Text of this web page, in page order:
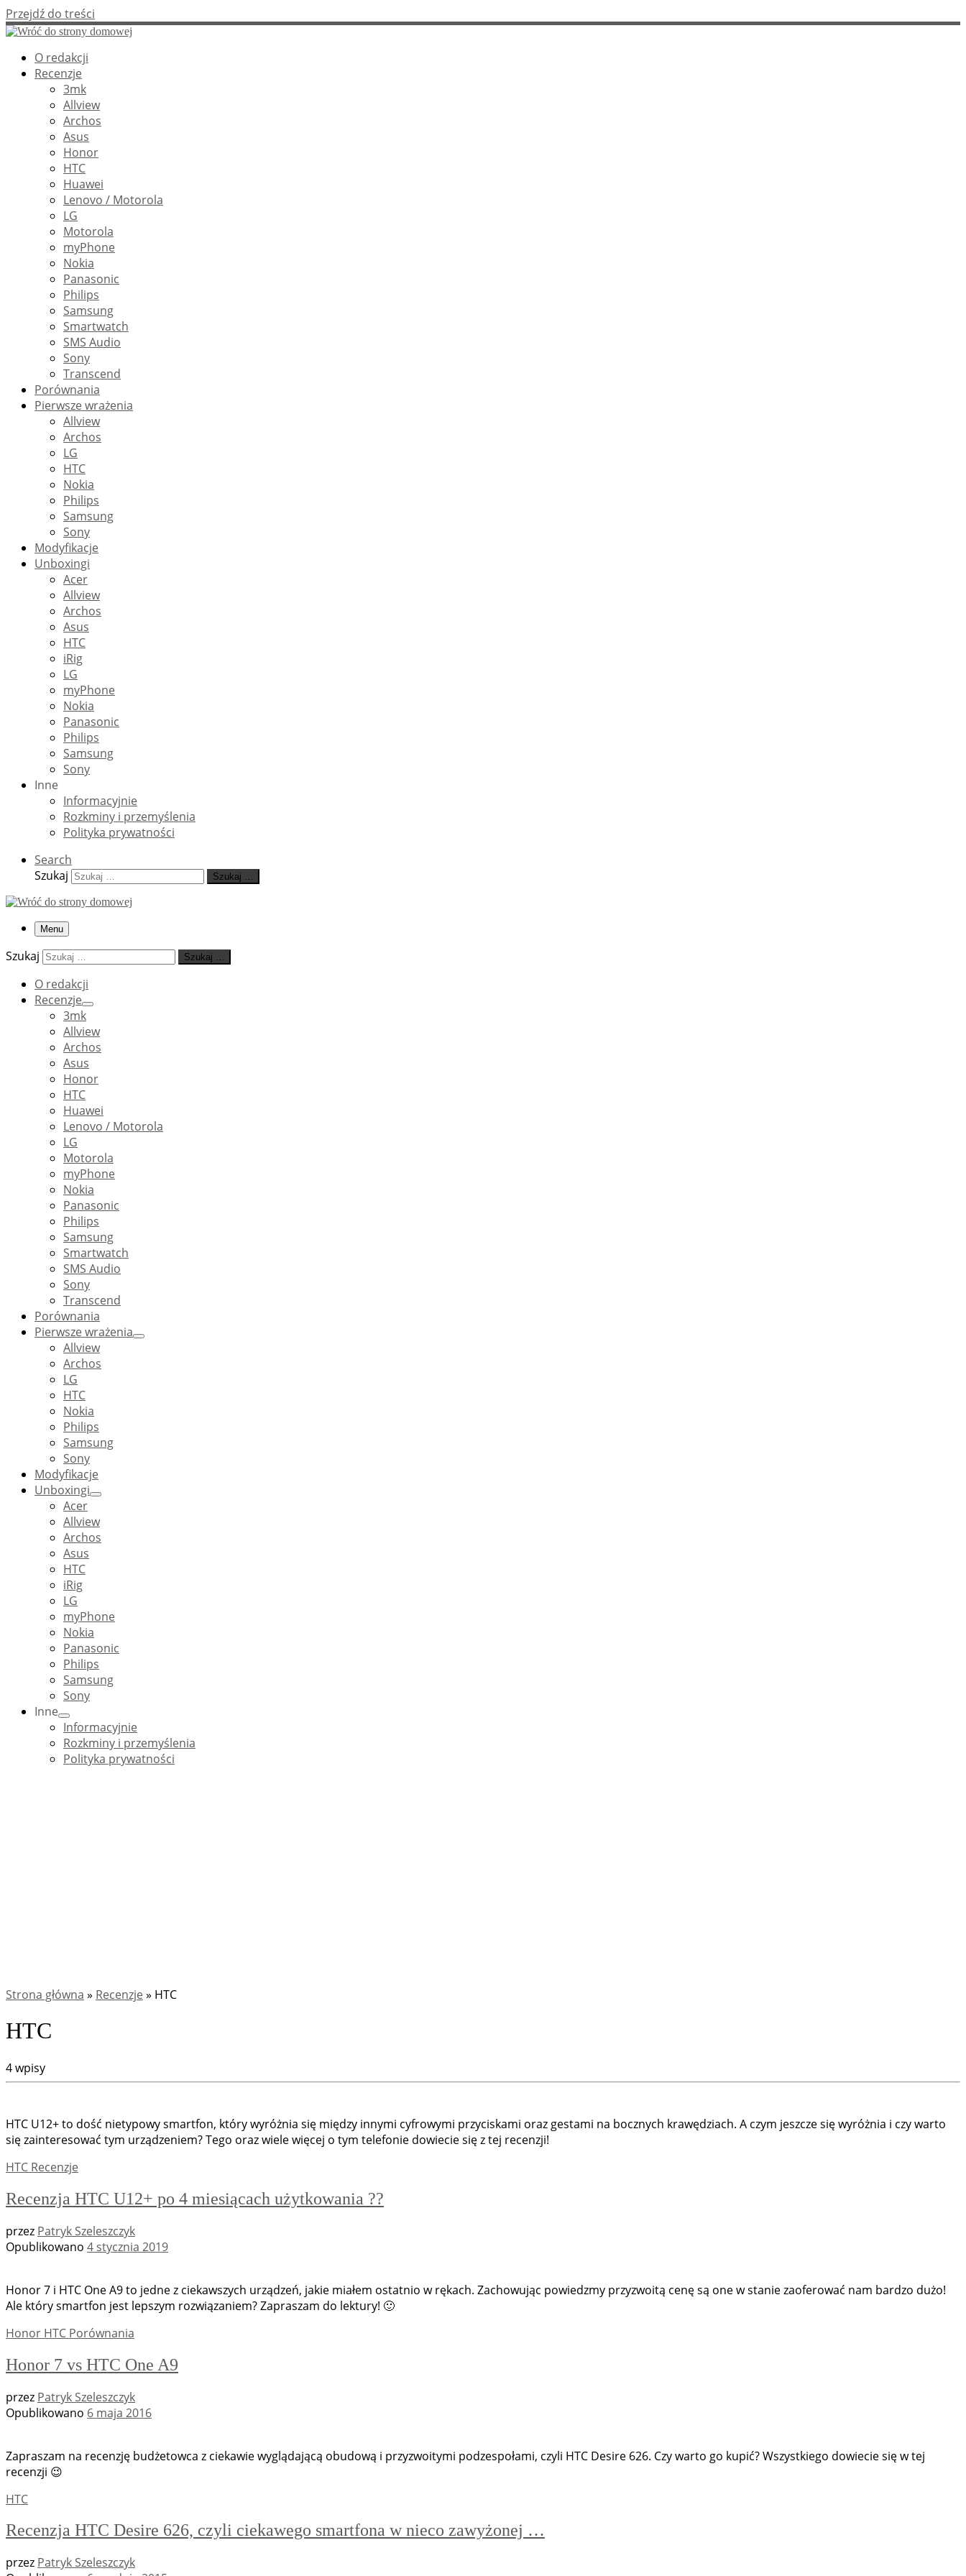
Przejdź do treści
O redakcji
Recenzje
3mk
Allview
Archos
Asus
Honor
HTC
Huawei
Lenovo / Motorola
LG
Motorola
myPhone
Nokia
Panasonic
Philips
Samsung
Smartwatch
SMS Audio
Sony
Transcend
Porównania
Pierwsze wrażenia
Allview
Archos
LG
HTC
Nokia
Philips
Samsung
Sony
Modyfikacje
Unboxingi
Acer
Allview
Archos
Asus
HTC
iRig
LG
myPhone
Nokia
Panasonic
Philips
Samsung
Sony
Inne
Informacyjnie
Rozkminy i przemyślenia
Polityka prywatności
Search
Szukaj
Szukaj …
Menu
Szukaj Szukaj …
O redakcji
Recenzje
3mk
Allview
Archos
Asus
Honor
HTC
Huawei
Lenovo / Motorola
LG
Motorola
myPhone
Nokia
Panasonic
Philips
Samsung
Smartwatch
SMS Audio
Sony
Transcend
Porównania
Pierwsze wrażenia
Allview
Archos
LG
HTC
Nokia
Philips
Samsung
Sony
Modyfikacje
Unboxingi
Acer
Allview
Archos
Asus
HTC
iRig
LG
myPhone
Nokia
Panasonic
Philips
Samsung
Sony
Inne
Informacyjnie
Rozkminy i przemyślenia
Polityka prywatności
Strona główna » Recenzje » HTC
HTC
4 wpisy
HTC U12+ to dość nietypowy smartfon, który wyróżnia się między innymi cyfrowymi przyciskami oraz gestami na bocznych krawędziach. A czym jeszcze się wyróżnia i czy warto
się zainteresować tym urządzeniem? Tego oraz wiele więcej o tym telefonie dowiecie się z tej recenzji!
HTC Recenzje
Recenzja HTC U12+ po 4 miesiącach użytkowania ??
przez Patryk Szeleszczyk
Opublikowano 4 stycznia 2019
Honor 7 i HTC One A9 to jedne z ciekawszych urządzeń, jakie miałem ostatnio w rękach. Zachowując powiedzmy przyzwoitą cenę są one w stanie zaoferować nam bardzo dużo!
Ale który smartfon jest lepszym rozwiązaniem? Zapraszam do lektury! 🙂
Honor HTC Porównania
Honor 7 vs HTC One A9
przez Patryk Szeleszczyk
Opublikowano 6 maja 2016
Zapraszam na recenzję budżetowca z ciekawie wyglądającą obudową i przyzwoitymi podzespołami, czyli HTC Desire 626. Czy warto go kupić? Wszystkiego dowiecie się w tej
recenzji 😉
HTC
Recenzja HTC Desire 626, czyli ciekawego smartfona w nieco zawyżonej …
przez Patryk Szeleszczyk